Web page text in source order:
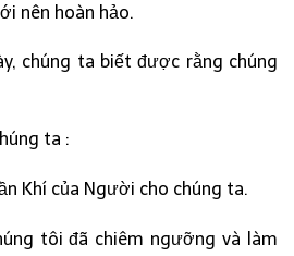
nên hoàn hảo.
chúng ta biết được rằng chúng
ta :
Khí của Người cho chúng ta.
tôi đã chiêm ngưỡng và làm